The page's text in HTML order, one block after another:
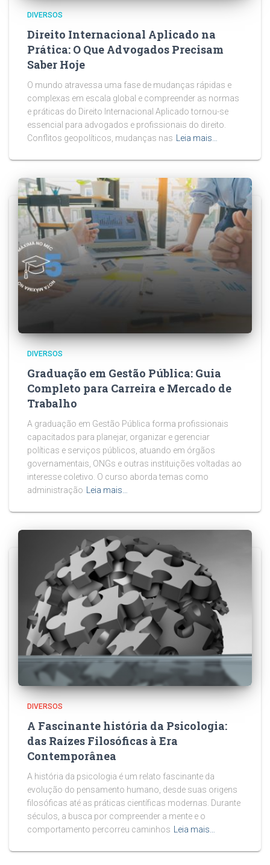
DIVERSOS
Direito Internacional Aplicado na
Prática: O Que Advogados Precisam
Saber Hoje
O mundo atravessa uma fase de mudanças rápidas e
complexas em escala global e compreender as normas
e práticas do Direito Internacional Aplicado tornou-se
essencial para advogados e profissionais do direito.
Conflitos geopolíticos, mudanças nas
Leia mais…
DIVERSOS
Graduação em Gestão Pública: Guia
Completo para Carreira e Mercado de
Trabalho
A graduação em Gestão Pública forma profissionais
capacitados para planejar, organizar e gerenciar
políticas e serviços públicos, atuando em órgãos
governamentais, ONGs e outras instituições voltadas ao
interesse coletivo. O curso aborda temas como
administração Leia mais…
DIVERSOS
A Fascinante história da Psicologia:
das Raízes Filosóficas à Era
Contemporânea
A história da psicologia é um relato fascinante da
evolução do pensamento humano, desde suas origens
filosóficas até as práticas científicas modernas. Durante
séculos, a busca por compreender a mente e o
comportamento percorreu caminhos
Leia mais…